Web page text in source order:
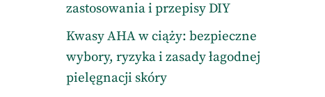
zastosowania i przepisy DIY
Kwasy AHA w ciąży: bezpieczne
wybory, ryzyka i zasady łagodnej
pielęgnacji skóry